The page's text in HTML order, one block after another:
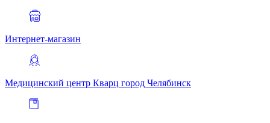
Интернет-магазин
Медицинский центр Кварц город Челябинск